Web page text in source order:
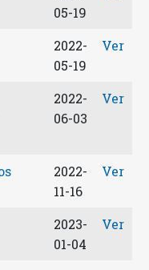
05-19
2022-
05-19
Ver
2022-
06-03
Ver
2022-
11-16
Ver
2023-
01-04
Ver